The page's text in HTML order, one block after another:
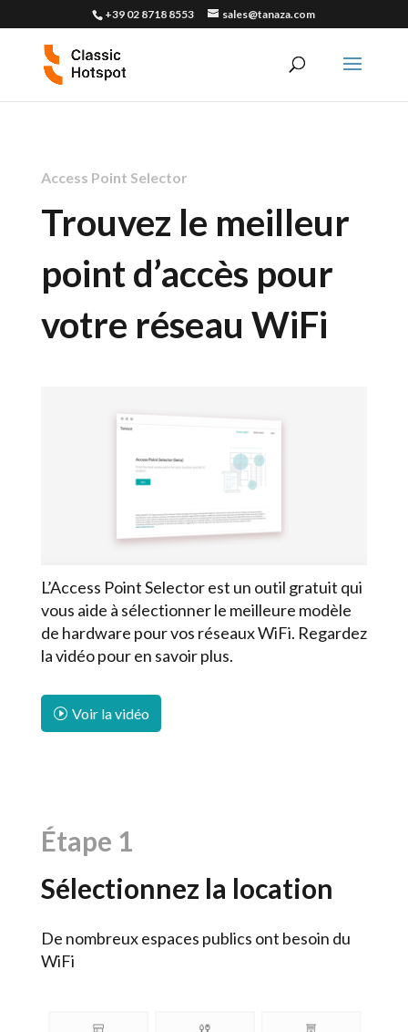
+39 02 8718 8553 sales@tanaza.com
Access Point Selector
Trouvez le meilleur
point d’accès pour
votre réseau WiFi
L’Access Point Selector est un outil gratuit qui
vous aide à sélectionner le meilleure modèle
de hardware pour vos réseaux WiFi. Regardez
la vidéo pour en savoir plus.
Voir la vidéo
Étape 1
Sélectionnez la location
De nombreux espaces publics ont besoin du
WiFi